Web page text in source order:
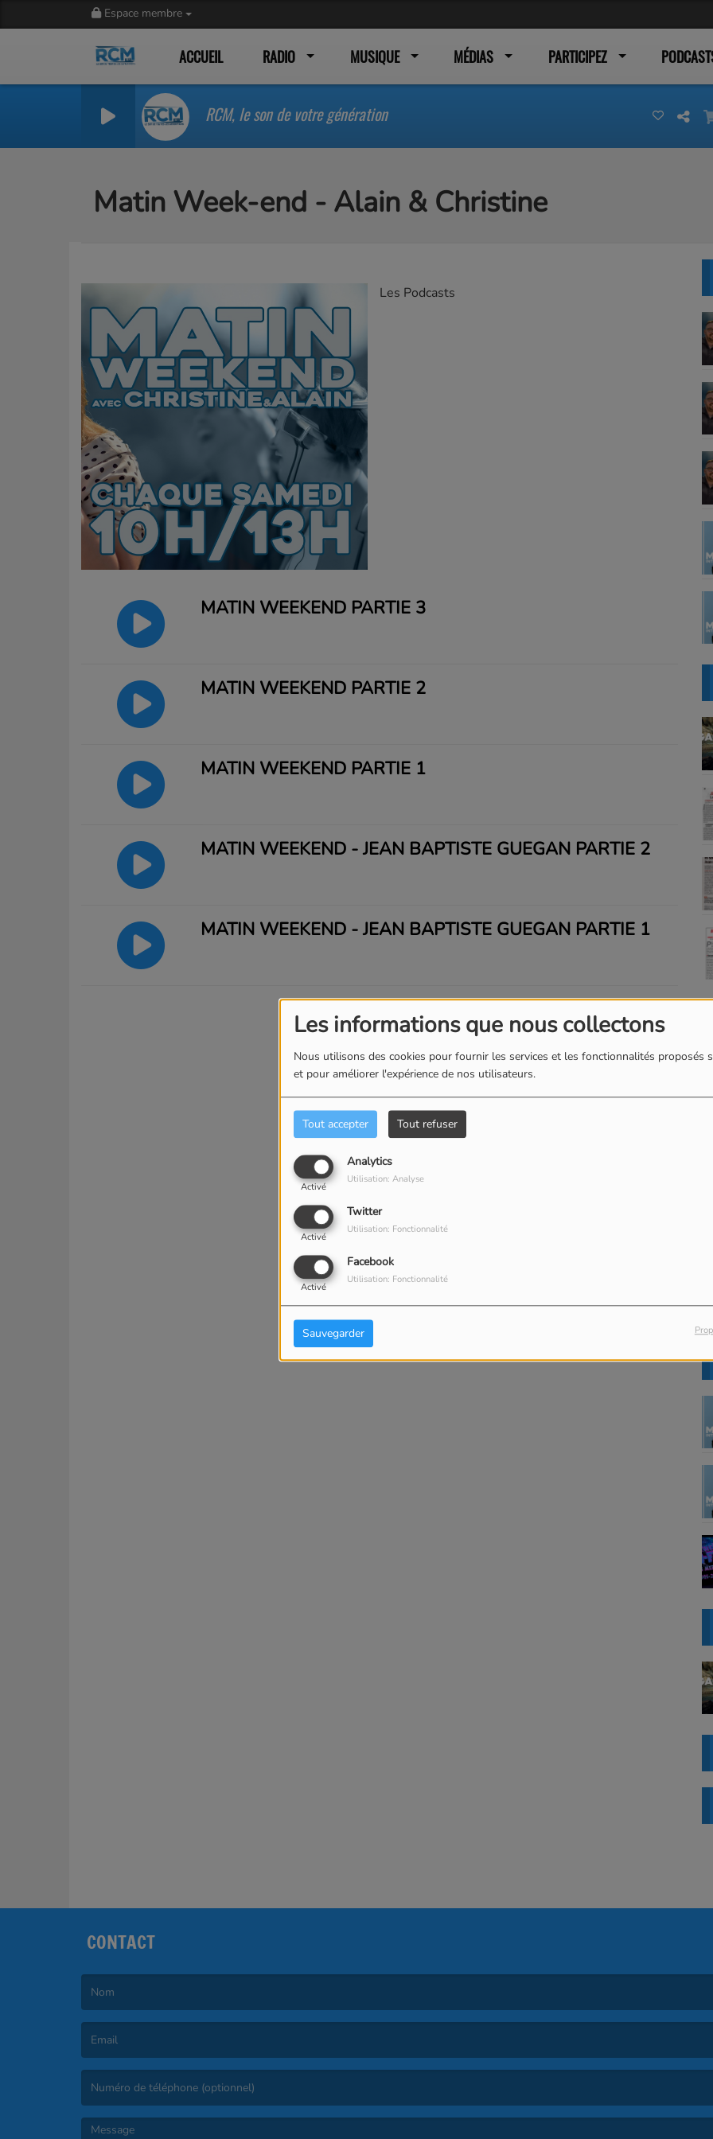
Les informations que nous collectons
Nous utilisons des cookies pour fournir les services et les fonctionnalités proposés
et pour améliorer l'expérience de nos utilisateurs.
Tout accepter Tout refuser
Analytics
Activé
Utilisation: Analyse
Twitter
Activé
Utilisation: Fonctionnalité
Facebook
Activé
Utilisation: Fonctionnalité
Sauvegarder
Espace membre
ACCUEIL RADIO MUSIQUE MÉDIAS PARTICIPEZ
RCM, le son de votre génération
Matin Week-end - Alain & Christine
Les Podcasts
MATIN WEEKEND PARTIE 3
MATIN WEEKEND PARTIE 2
MATIN WEEKEND PARTIE 1
MATIN WEEKEND - JEAN BAPTISTE GUÉGAN PARTIE 2
MATIN WEEKEND - JEAN BAPTISTE GUÉGAN PARTIE 1
CONTACT